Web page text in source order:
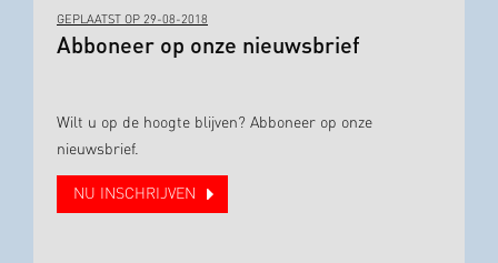
GEPLAATST OP 29-08-2018
Abboneer op onze nieuwsbrief
Wilt u op de hoogte blijven? Abboneer op onze
nieuwsbrief.
NU INSCHRIJVEN